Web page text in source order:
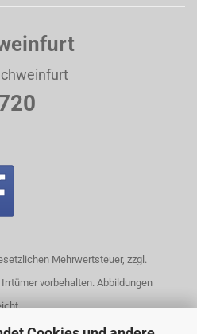
Mehrwertsteuer, zzgl.
vorbehalten. Abbildungen